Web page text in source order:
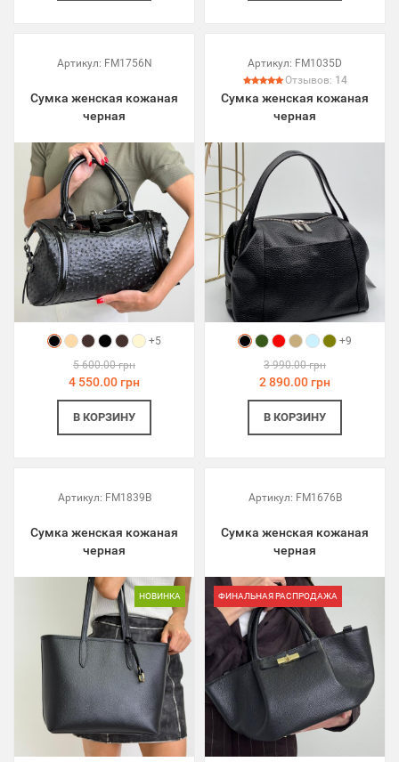
Артикул: FM1756N
Сумка женская кожаная
черная
+5
5 600.00 грн
4 550.00 грн
В КОРЗИНУ
Артикул: FM1035D
Отзывов: 14
Сумка женская кожаная
черная
+9
3 990.00 грн
2 890.00 грн
В КОРЗИНУ
Артикул: FM1839B
Сумка женская кожаная
черная
НОВИНКА
Артикул: FM1676B
Сумка женская кожаная
черная
ФИНАЛЬНАЯ РАСПРОДАЖА